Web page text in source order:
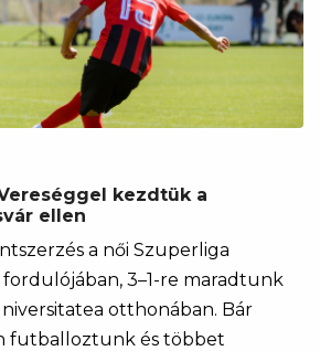
kezdtük a
ellen
a női Szuperliga
fordulójában, 3–1-re maradtunk
otthonában. Bár
futballoztunk és többet